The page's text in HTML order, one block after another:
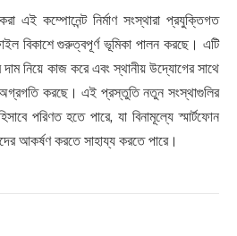
এই কম্পোনেন্ট নির্মাণ সংস্থারা প্রযুক্তিগত
বিকাশে গুরুত্বপূর্ণ ভূমিকা পালন করছে। এটি
দাম নিয়ে কাজ করে এবং স্থানীয় উদ্যোগের সাথে
অগ্রগতি করছে। এই প্রস্তুতি নতুন সংস্থাগুলির
পরিণত হতে পারে, যা বিনামূল্যে স্মার্টফোন
আকর্ষণ করতে সাহায্য করতে পারে।